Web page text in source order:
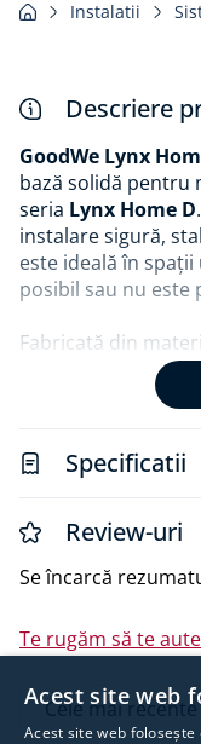
Instalatii
Descriere
GoodWe Lynx
bază solidă pentru
seria Lynx Home D
instalare sigură,
este ideală în
posibil sau nu este
Fabricată din
susținere optimă
de baterii,
robust facilitează
compatibil cu toate
Este o soluție
sistemului de
Specificatii
Review-uri
Se încarcă
Te rugăm să te
Cele mai recente
Acest site web
Acest site web